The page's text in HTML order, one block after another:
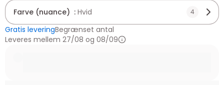
Farve (nuance) : Hvid 4
Gratis leveringBegrænset antal
Leveres mellem 27/08 og 08/09